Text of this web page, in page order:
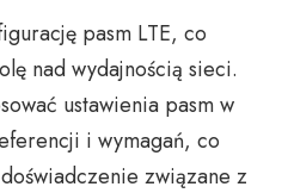
pasm LTE, co
nad wydajnością sieci.
ustawienia pasm w
i wymagań, co
związane z